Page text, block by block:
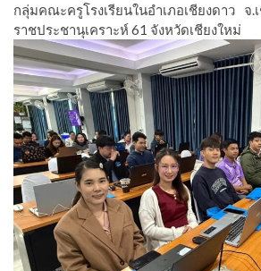
กลุ่มคณะครูโรงเรียนในอำเภอเชียงดาว
ราชประชานุเคราะห์ 61 จังหวัดเชียงใหม่